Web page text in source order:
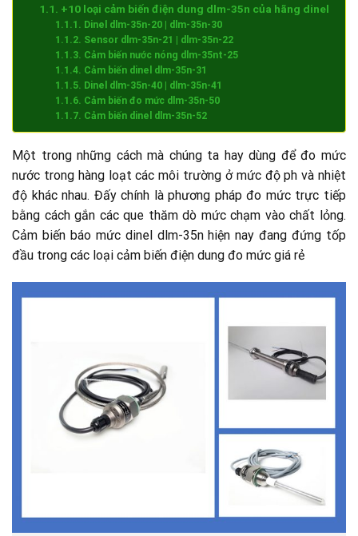
+10 loại cảm biến điện dung dlm-35n của hãng dinel
Dinel dlm-35n-20 | dlm-35n-30
Sensor dlm-35n-21 | dlm-35n-22
Cảm biến nước nóng dlm-35nt-25
Cảm biến dinel dlm-35n-31
Dinel dlm-35n-40 | dlm-35n-41
Cảm biến đo mức dlm-35n-50
Cảm biến dinel dlm-35n-52
Một trong những cách mà chúng ta hay dùng để đo mức
nước trong hàng loạt các môi trường ở mức độ ph và nhiệt
độ khác nhau. Đấy chính là phương pháp đo mức trực tiếp
bằng cách gắn các que thăm dò mức chạm vào chất lỏng.
Cảm biến báo mức dinel dlm-35n hiện nay đang đứng tốp
đầu trong các loại cảm biến điện dung đo mức giá rẻ